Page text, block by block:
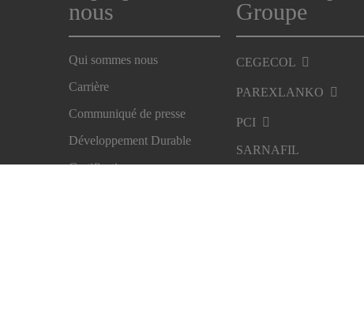
nous
Qui sommes nous
Carrière
Communiqué de presse
Développement Durable
Certifications
Groupe
CEGECOL
PAREXLANKO
PCI
SARNAFIL